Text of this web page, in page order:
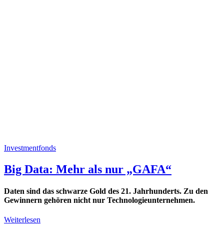
Investmentfonds
Big Data: Mehr als nur „GAFA“
Daten sind das schwarze Gold des 21. Jahrhunderts. Zu den
Gewinnern gehören nicht nur Technologieunternehmen.
Weiterlesen